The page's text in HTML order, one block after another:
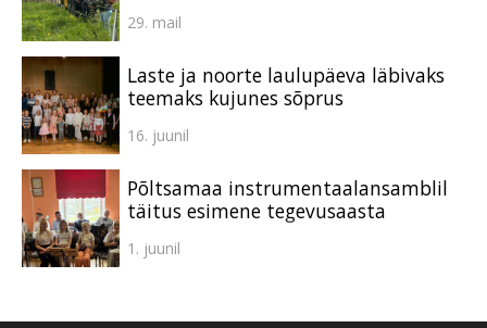
29. mail
Laste ja noorte laulupäeva läbivaks
teemaks kujunes sõprus
16. juunil
Põltsamaa instrumentaalansamblil
täitus esimene tegevusaasta
1. juunil